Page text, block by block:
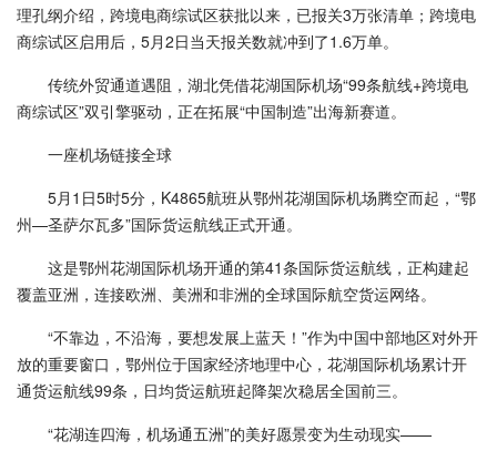
理孔纲介绍，跨境电商综试区获批以来，已报关3万张清单；跨境电
商综试区启用后，5月2日当天报关数就冲到了1.6万单。
传统外贸通道遇阻，湖北凭借花湖国际机场“99条航线+跨境电
商综试区”双引擎驱动，正在拓展“中国制造”出海新赛道。
一座机场链接全球
5月1日5时5分，K4865航班从鄂州花湖国际机场腾空而起，“鄂
州—圣萨尔瓦多”国际货运航线正式开通。
这是鄂州花湖国际机场开通的第41条国际货运航线，正构建起
覆盖亚洲，连接欧洲、美洲和非洲的全球国际航空货运网络。
“不靠边，不沿海，要想发展上蓝天！”作为中国中部地区对外开
放的重要窗口，鄂州位于国家经济地理中心，花湖国际机场累计开
通货运航线99条，日均货运航班起降架次稳居全国前三。
“花湖连四海，机场通五洲”的美好愿景变为生动现实——